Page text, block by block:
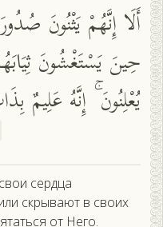
أَلَا إِنَّهُمْ يَثْنُونَ
حِينَ يَسْتَغْشُونَ
يُعْلِنُونَ ۚ إِنَّهُ عَلِيمٌ
сердца
скрывают в своих
от Него.